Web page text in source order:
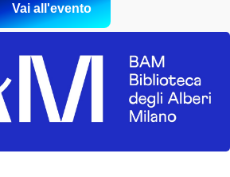
Vai all'evento